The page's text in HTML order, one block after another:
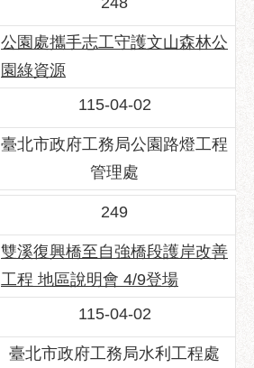
公園處攜手志工守護文山森林公
園綠資源
115-04-02
臺北市政府工務局公園路燈工程
管理處
249
雙溪復興橋至自強橋段護岸改善
工程 地區說明會 4/9登場
115-04-02
臺北市政府工務局水利工程處